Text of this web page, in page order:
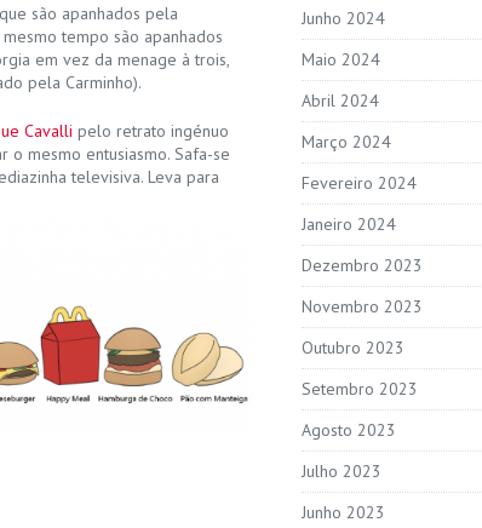
são apanhados pela
tempo são apanhados
em vez da menage à trois,
pela Carminho).
Cavalli pelo retrato ingénuo
mesmo entusiasmo. Safa-se
televisiva. Leva para
Junho 2024
Maio 2024
Abril 2024
Março 2024
Fevereiro 2024
Janeiro 2024
Dezembro 2023
Novembro 2023
Outubro 2023
Setembro 2023
Agosto 2023
Julho 2023
Junho 2023